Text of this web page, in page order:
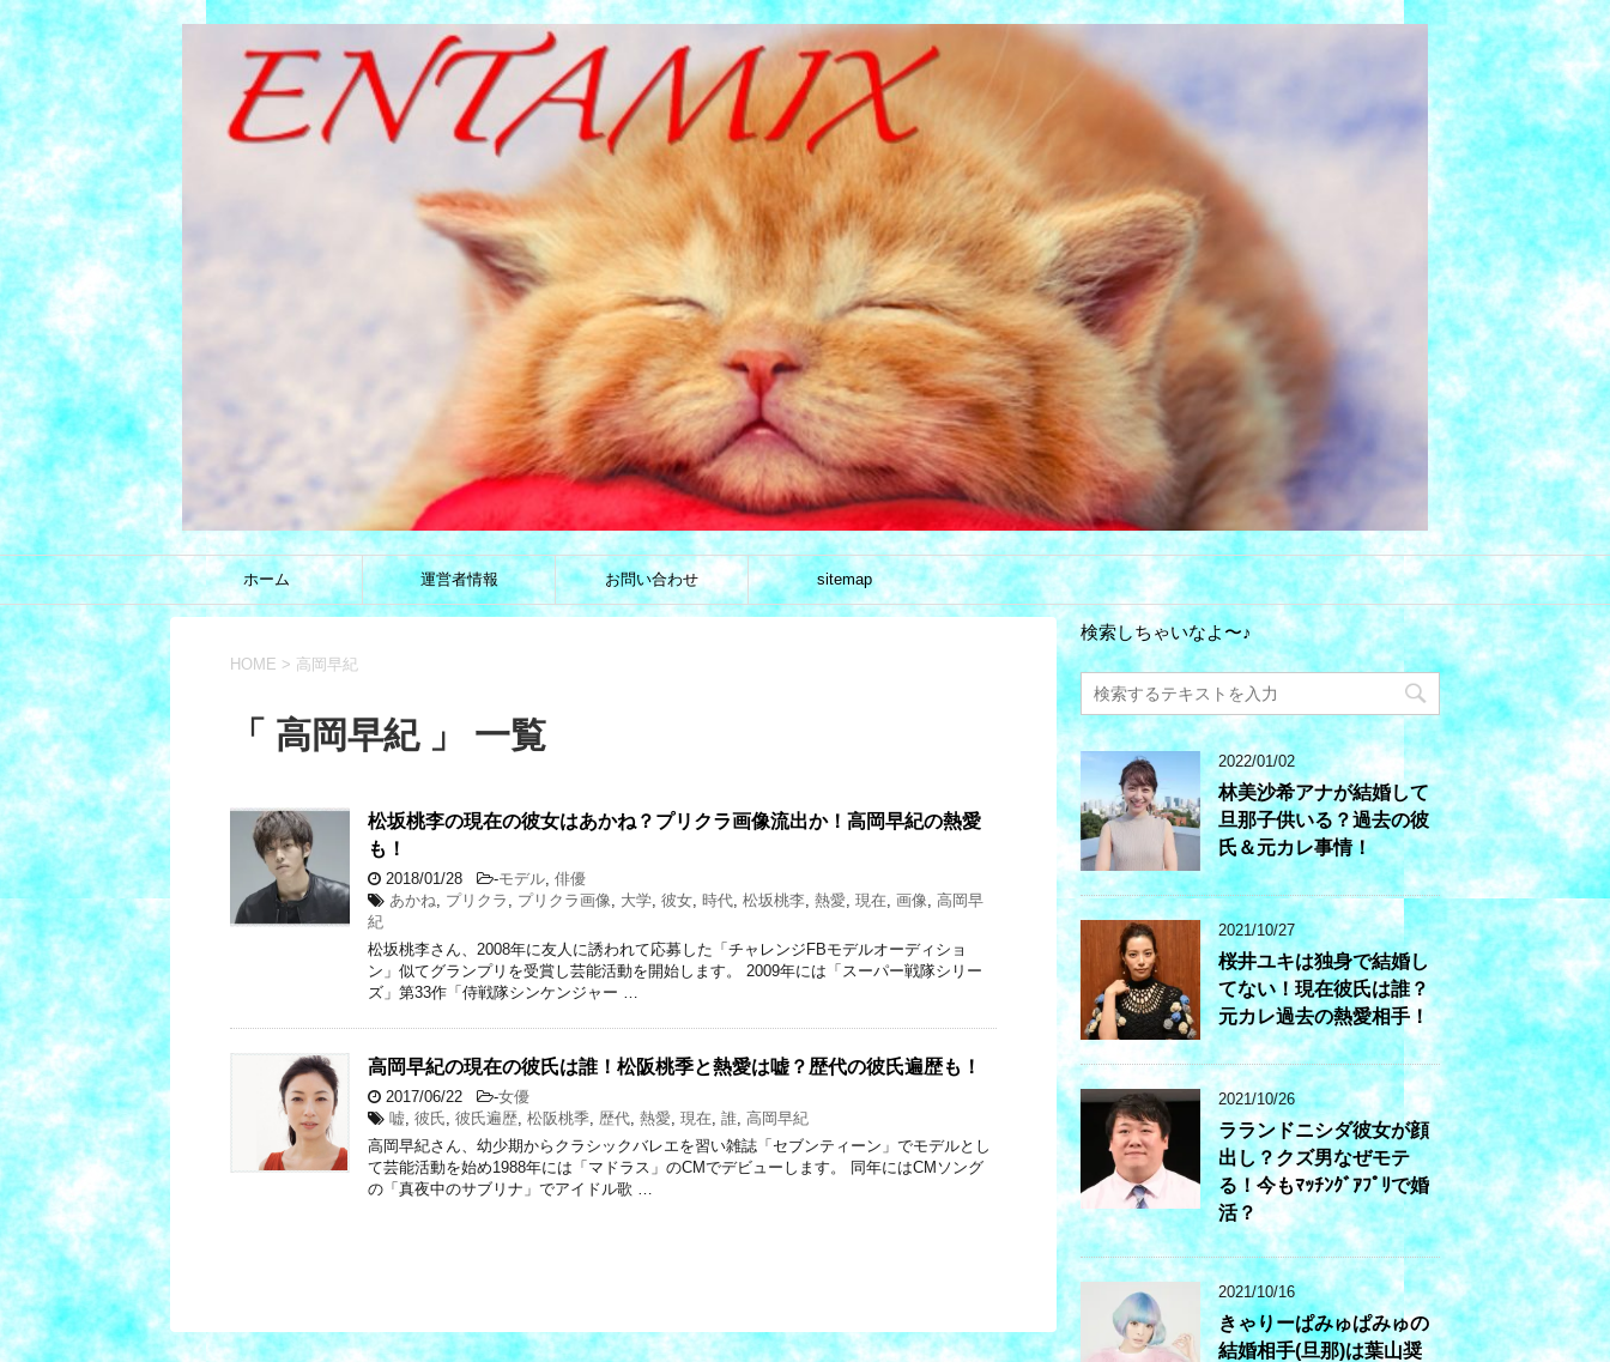
ホーム 運営者情報 お問い合わせ sitemap
HOME > 高岡早紀
「 高岡早紀 」 一覧
松坂桃李の現在の彼女はあかね？プリクラ画像流出か！高岡早紀の熱愛
も！
2018/01/28 -モデル 俳優
あかね
プリクラ プリクラ画像 大学 彼女 時代 松坂桃李 熱愛 現在 画像 高岡早
紀
松坂桃李さん、2008年に友人に誘われて応募した「チャレンジFBモデルオーディショ
ン」似てグランプリを受賞し芸能活動を開始します。 2009年には「スーパー戦隊シリー
ズ」第33作「侍戦隊シンケンジャー …
高岡早紀の現在の彼氏は誰！松阪桃季と熱愛は嘘？歴代の彼氏遍歴も！
2017/06/22 -女優
嘘 彼氏 彼氏遍歴 松阪桃季 歴代 熱愛 現在 誰 高岡早紀
高岡早紀さん、幼少期からクラシックバレエを習い雑誌「セブンティーン」でモデルとし
て芸能活動を始め1988年には「マドラス」のCMでデビューします。 同年にはCMソング
の「真夜中のサブリナ」でアイドル歌 …
検索しちゃいなよ〜♪
2022/01/02
林美沙希アナが結婚して
旦那子供いる？過去の彼
氏＆元カレ事情！
2021/10/27
桜井ユキは独身で結婚し
てない！現在彼氏は誰？
元カレ過去の熱愛相手！
2021/10/26
ラランドニシダ彼女が顔
出し？クズ男なぜモテ
る！今もﾏｯﾁﾝｸﾞｱﾌﾟﾘで婚
活？
2021/10/16
きゃりーぱみゅぱみゅの
結婚相手(旦那)は葉山奨